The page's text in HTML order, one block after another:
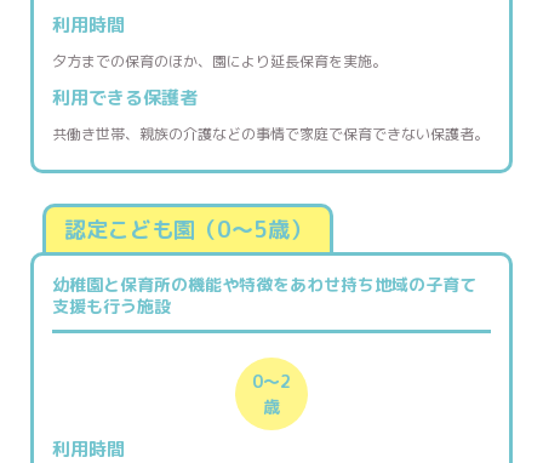
利用時間
夕方までの保育のほか、園により延長保育を実施。
利用できる保護者
共働き世帯、親族の介護などの事情で家庭で保育できない保護者。
認定こども園（0〜5歳）
幼稚園と保育所の機能や特徴をあわせ持ち地域の子育て
支援も行う施設
0〜2
歳
利用時間